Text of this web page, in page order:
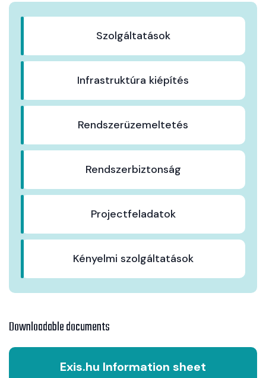
Szolgáltatások
Infrastruktúra kiépítés
Rendszerüzemeltetés
Rendszerbiztonság
Projectfeladatok
Kényelmi szolgáltatások
Downloadable documents
Exis.hu Information sheet